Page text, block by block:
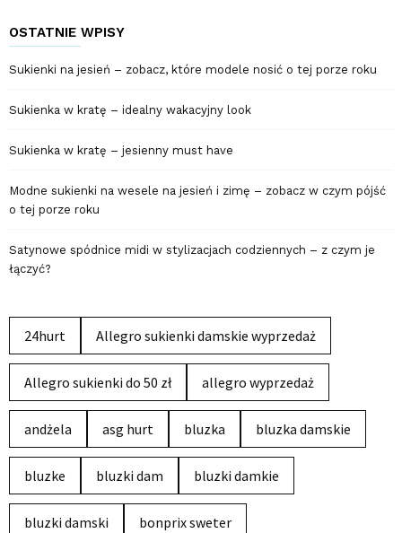
OSTATNIE WPISY
Sukienki na jesień – zobacz, które modele nosić o tej porze roku
Sukienka w kratę – idealny wakacyjny look
Sukienka w kratę – jesienny must have
Modne sukienki na wesele na jesień i zimę – zobacz w czym pójść
o tej porze roku
Satynowe spódnice midi w stylizacjach codziennych – z czym je
łączyć?
24hurt Allegro sukienki damskie wyprzedaż
Allegro sukienki do 50 zł allegro wyprzedaż
andżela asg hurt bluzka bluzka damskie
bluzke bluzki dam bluzki damkie
bluzki damski bonprix sweter